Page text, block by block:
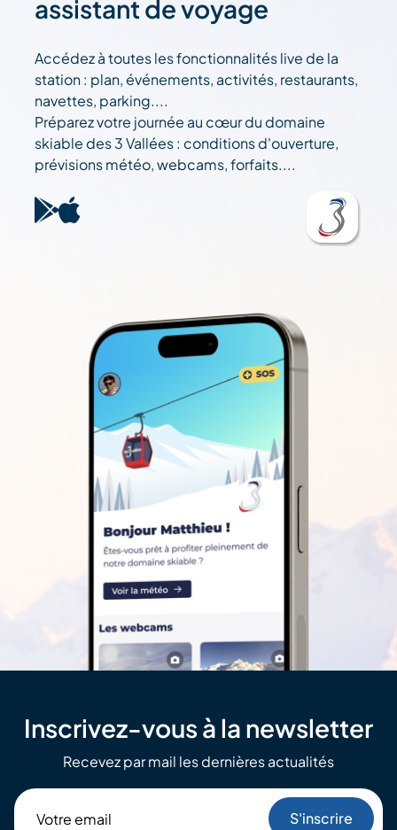
assistant de voyage
Accédez à toutes les fonctionnalités live de la
station : plan, événements, activités, restaurants,
navettes, parking....
Préparez votre journée au cœur du domaine
skiable des 3 Vallées : conditions d'ouverture,
prévisions météo, webcams, forfaits....
Inscrivez-vous à la newsletter
Recevez par mail les dernières actualités